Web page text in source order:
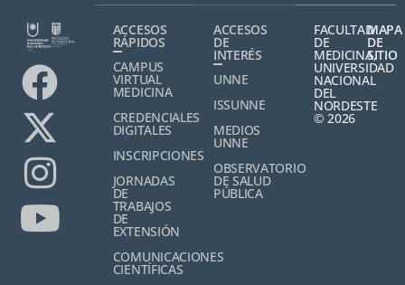
ACCESOS
RÁPIDOS
CAMPUS
VIRTUAL
MEDICINA
CREDENCIALES
DIGITALES
INSCRIPCIONES
JORNADAS
DE
TRABAJOS
DE
EXTENSIÓN
COMUNICACIONES
CIENTÍFICAS
ACCESOS
DE
INTERÉS
UNNE
ISSUNNE
MEDIOS
UNNE
OBSERVATORIO
DE SALUD
PÚBLICA
FACULTAD
DE
MEDICINA,
UNIVERSIDAD
NACIONAL
DEL
NORDESTE
© 2026
MAPA
DE
SITIO